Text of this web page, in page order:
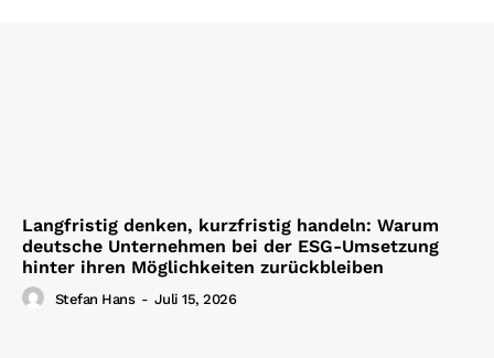
Langfristig denken, kurzfristig handeln: Warum
deutsche Unternehmen bei der ESG-Umsetzung
hinter ihren Möglichkeiten zurückbleiben
Stefan Hans - Juli 15, 2026